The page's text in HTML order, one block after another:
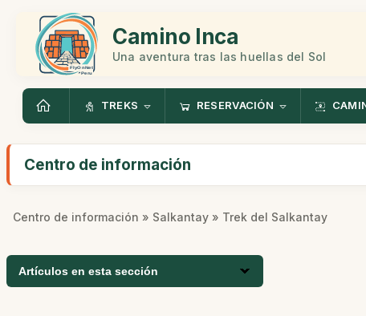
Camino Inca
Una aventura tras las huellas del Sol
TREKS RESERVACIÓN
Centro de información
Centro de información » Salkantay » Trek del Salkantay
Artículos en esta sección